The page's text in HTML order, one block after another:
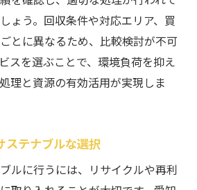
ょう。回収条件や対応エリア、買
とに異なるため、比較検討が不可
スを選ぶことで、環境負荷を抑え
理と資源の有効活用が実現しま
ステナブルな選択
ルに行うには、リサイクルや再利